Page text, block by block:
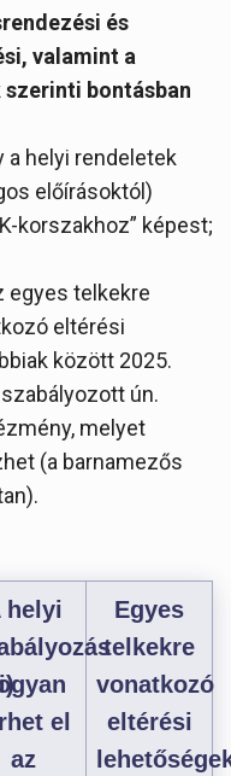
és
valamint a
bontásban
a helyi rendeletek
előírásoktól)
korszakhoz” képest;
egyes telkekre
eltérési
között 2025.
ún.
melyet
(a barnamezős
helyi
el
az
Egyes
telkekre
vonatkozó
eltérési